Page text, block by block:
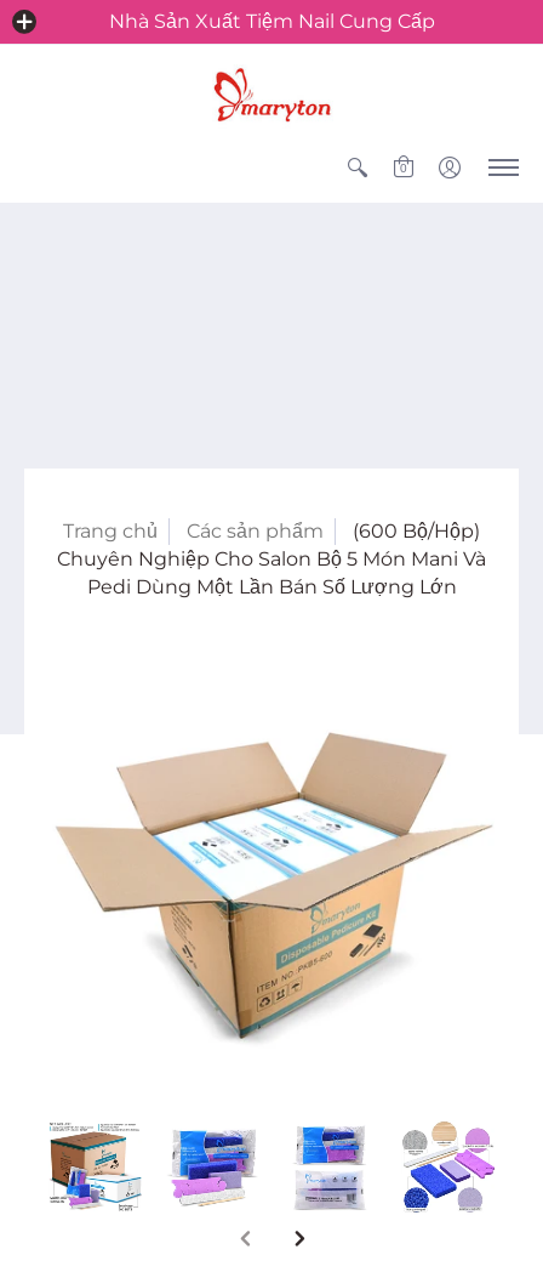
Nhà Sản Xuất Tiệm Nail Cung Cấp
0
Trang chủ Các sản phẩm
(600 Bộ/Hộp)
Chuyên Nghiệp Cho Salon Bộ 5 Món Mani Và
Pedi Dùng Một Lần Bán Số Lượng Lớn